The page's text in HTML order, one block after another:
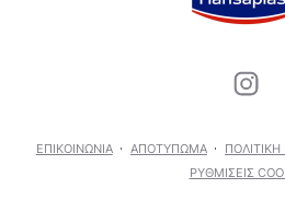
ΕΠΙΚΟΙΝΩΝΊΑ ΑΠΟΤΎΠΩΜΑ
ΡΥΘΜΊΣΕΙΣ